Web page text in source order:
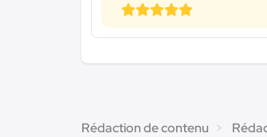
Rédaction de contenu